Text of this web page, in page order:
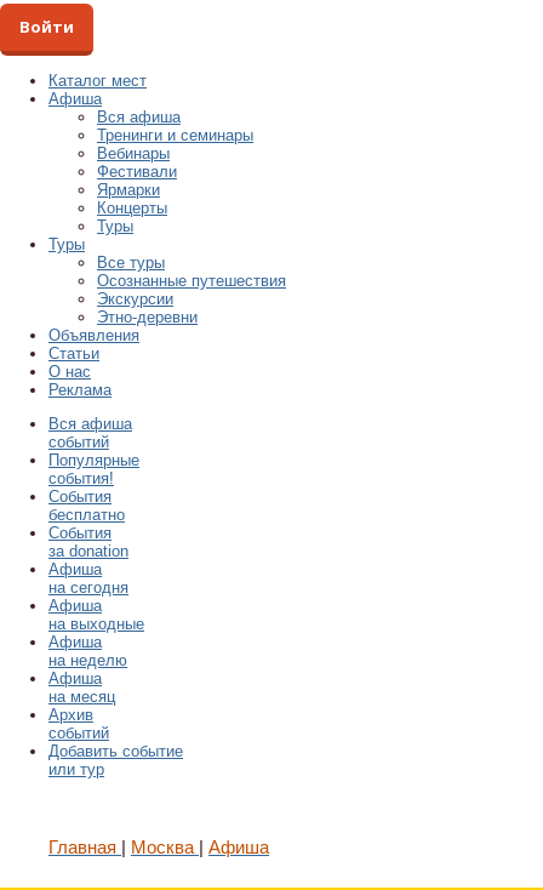
Войти
Каталог мест
Афиша
Вся афиша
Тренинги и семинары
Вебинары
Фестивали
Ярмарки
Концерты
Туры
Туры
Все туры
Осознанные путешествия
Экскурсии
Этно-деревни
Объявления
Статьи
О нас
Реклама
Вся афиша
событий
Популярные
события!
События
бесплатно
События
за donation
Афиша
на сегодня
Афиша
на выходные
Афиша
на неделю
Афиша
на месяц
Архив
событий
Добавить событие
или тур
Главная Москва Афиша